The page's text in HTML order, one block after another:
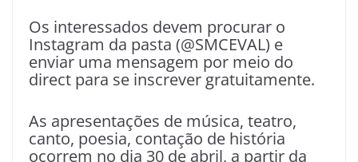
Os interessados devem procurar o
Instagram da pasta (@SMCEVAL) e
enviar uma mensagem por meio do
direct para se inscrever gratuitamente.
As apresentações de música, teatro,
canto, poesia, contação de história
ocorrem no dia 30 de abril, a partir da